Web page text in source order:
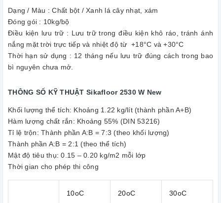
Dạng / Màu : Chất bột / Xanh lá cây nhạt, xám
Đóng gói : 10kg/bộ
Điều kiện lưu trữ : Lưu trữ trong điều kiện khô ráo, tránh ánh
nắng mặt trời trực tiếp và nhiệt độ từ +18°C và +30°C
Thời hạn sử dụng : 12 tháng nếu lưu trữ đúng cách trong bao
bì nguyên chưa mở.
THÔNG SỐ KỸ THUẬT Sikafloor 2530 W New
Khối lượng thể tích: Khoảng 1.22 kg/lít (thành phần A+B)
Hàm lượng chất rắn: Khoảng 55% (DIN 53216)
Tỉ lệ trộn: Thành phần A:B = 7:3 (theo khối lượng)
Thành phần A:B = 2:1 (theo thể tích)
Mật độ tiêu thụ: 0.15 – 0.20 kg/m2 mỗi lớp
Thời gian cho phép thi công
10oC 20oC 30oC